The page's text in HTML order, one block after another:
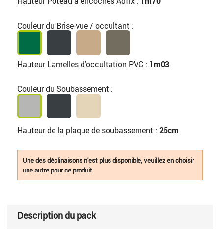
Couleur du Brise-vue / occultant :
Hauteur Lamelles d'occultation PVC : 1m03
Couleur du Soubassement :
Hauteur de la plaque de soubassement : 25cm
Une des déclinaisons n'est plus disponible, veuillez en choisir
une autre pour ce produit
Description du pack